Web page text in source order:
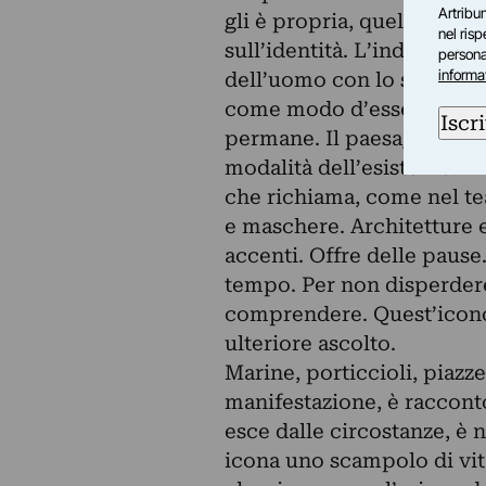
gli è propria, quel
sull’identità. L’indagine
dell’uomo con lo spazio,
come modo d’essere
permane. Il paesaggio
modalità dell’esistenza. Il
che richiama, come nel
e maschere. Architetture
accenti. Offre delle
tempo. Per non
comprendere.
ulteriore ascolto.
Marine, porticcioli,
manifestazione, è
esce dalle circostanze, è
icona uno scampolo di
nel